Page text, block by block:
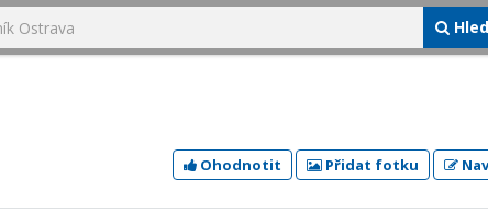
Ohodnotit Přidat fotku